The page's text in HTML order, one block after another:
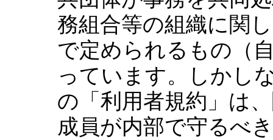
務組合等の組織に関
で定められるもの（
っています。しかし
の「利用者規約」は
成員が内部で守るべ